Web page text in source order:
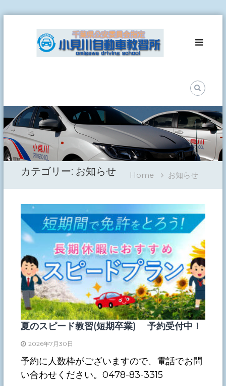
content
習
所
事
故
ゼ
ロ
を
指
て
カテゴリー: お知らせ Home お知らせ
夏のスピード教習(短期卒業) 予約受付中！
2026年7月30日
予約に人数枠がございますので、電話でお問
い合わせください。0478-83-3315